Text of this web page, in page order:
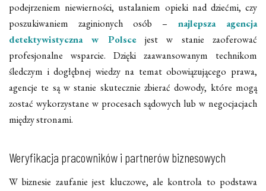
podejrzeniem niewierności, ustalaniem opieki nad dziećmi, czy
poszukiwaniem zaginionych osób – najlepsza agencja
detektywistyczna w Polscejest w stanie zaoferować
profesjonalne wsparcie. Dzięki zaawansowanym technikom
śledczym i dogłębnej wiedzy na temat obowiązującego prawa,
agencje te są w stanie skutecznie zbierać dowody, które mogą
zostać wykorzystane w procesach sądowych lub w negocjacjach
między stronami.
Weryfikacja pracowników i partnerów biznesowych
W biznesie zaufanie jest kluczowe, ale kontrola to podstawa